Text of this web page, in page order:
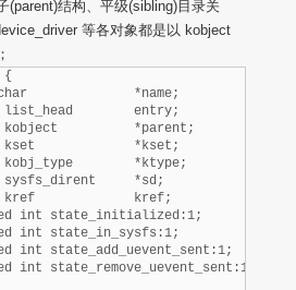
(parent)结构、平级(sibling)目录关
等各对象都是以 kobject
{
*name;
entry;
*parent;
*kset;
*ktype;
*sd;
kref;
int state_initialized:1;
int state_add_uevent_sent:1;
int state_remove_uevent_sent:1;